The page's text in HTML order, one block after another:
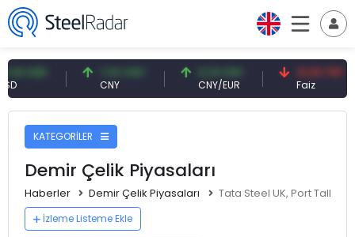
7,10 CNY 0,13 CNY
CNY/EUR
41,53 TRY
KATEGORİLER
Demir Çelik Piyasaları
Haberler Demir Çelik Piyasaları Tata Steel UK, Port Talbot
İzleme Listeme Ekle